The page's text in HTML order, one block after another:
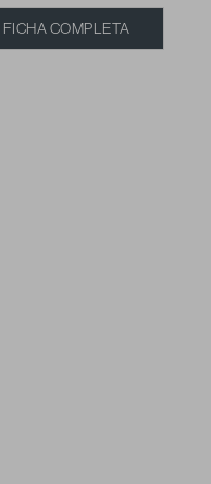
FICHA COMPLETA